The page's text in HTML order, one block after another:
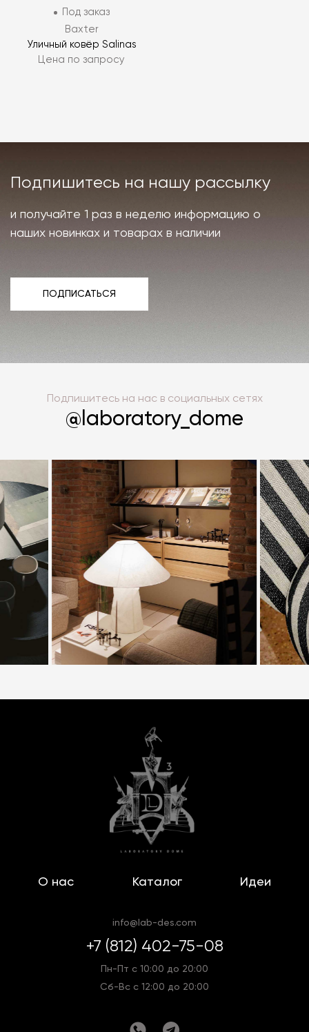
Под заказ
Baxter
Уличный ковёр Salinas
Цена по запросу
Подпишитесь на нашу рассылку
и получайте 1 раз в неделю информацию о
наших новинках и товарах в наличии
ПОДПИСАТЬСЯ
Подпишитесь на нас в социальных сетях
@laboratory_dome
О нас Каталог Идеи
info@lab-des.com
+7 (812) 402-75-08
Пн-Пт с 10:00 до 20:00
Сб-Вс с 12:00 до 20:00